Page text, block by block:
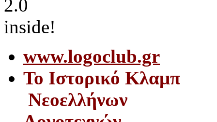
www.logoclub.gr
Το Iστορικό Κλαμπ
Νεοελλήνων